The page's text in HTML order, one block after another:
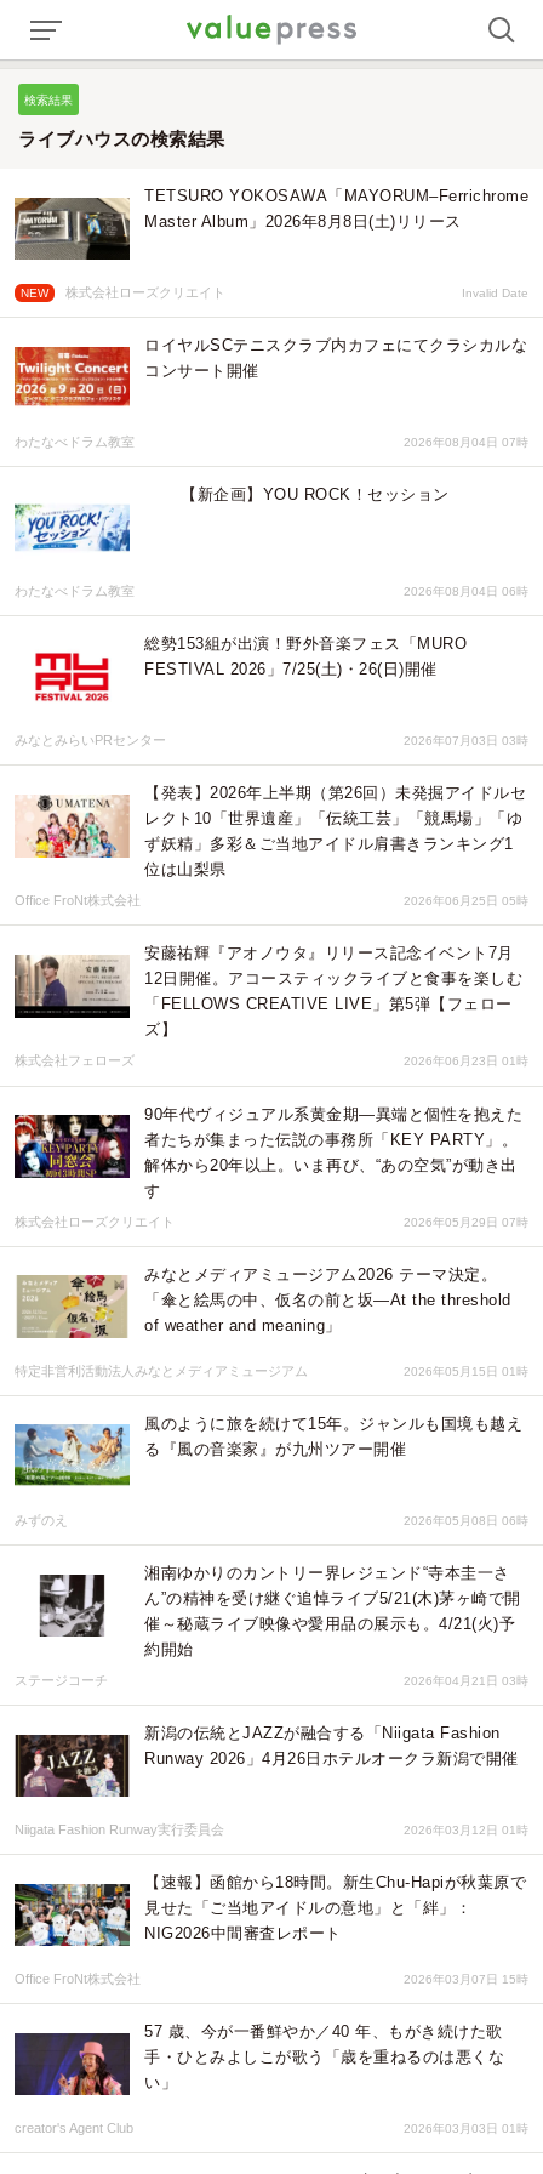
検索結果
ライブハウスの検索結果
TETSURO YOKOSAWA「MAYORUM–Ferrichrome
Master Album」2026年8月8日(土)リリース
NEW 株式会社ローズクリエイト Invalid Date
ロイヤルSCテニスクラブ内カフェにてクラシカルな
コンサート開催
わたなべドラム教室 2026年08月04日 07時
【新企画】YOU ROCK！セッション
わたなべドラム教室 2026年08月04日 06時
総勢153組が出演！野外音楽フェス「MURO
FESTIVAL 2026」7/25(土)・26(日)開催
みなとみらいPRセンター 2026年07月03日 03時
【発表】2026年上半期（第26回）未発掘アイドルセ
レクト10「世界遺産」「伝統工芸」「競馬場」「ゆ
ず妖精」多彩＆ご当地アイドル肩書きランキング1
位は山梨県
Office FroNt株式会社 2026年06月25日 05時
安藤祐輝『アオノウタ』リリース記念イベント7月
12日開催。アコースティックライブと食事を楽しむ
「FELLOWS CREATIVE LIVE」第5弾【フェロー
ズ】
株式会社フェローズ 2026年06月23日 01時
90年代ヴィジュアル系黄金期―異端と個性を抱えた
者たちが集まった伝説の事務所「KEY PARTY」。
解体から20年以上。いま再び、“あの空気”が動き出
す
株式会社ローズクリエイト 2026年05月29日 07時
みなとメディアミュージアム2026 テーマ決定。
「傘と絵馬の中、仮名の前と坂—At the threshold
of weather and meaning」
特定非営利活動法人みなとメディアミュージアム 2026年05月15日 01時
風のように旅を続けて15年。ジャンルも国境も越え
る『風の音楽家』が九州ツアー開催
みずのえ 2026年05月08日 06時
湘南ゆかりのカントリー界レジェンド“寺本圭一さ
ん”の精神を受け継ぐ追悼ライブ5/21(木)茅ヶ崎で開
催～秘蔵ライブ映像や愛用品の展示も。4/21(火)予
約開始
ステージコーチ 2026年04月21日 03時
新潟の伝統とJAZZが融合する「Niigata Fashion
Runway 2026」4月26日ホテルオークラ新潟で開催
Niigata Fashion Runway実行委員会 2026年03月12日 01時
【速報】函館から18時間。新生Chu-Hapiが秋葉原で
見せた「ご当地アイドルの意地」と「絆」：
NIG2026中間審査レポート
Office FroNt株式会社 2026年03月07日 15時
57 歳、今が一番鮮やか／40 年、もがき続けた歌
手・ひとみよしこが歌う「歳を重ねるのは悪くな
い」
creator's Agent Club 2026年03月03日 01時